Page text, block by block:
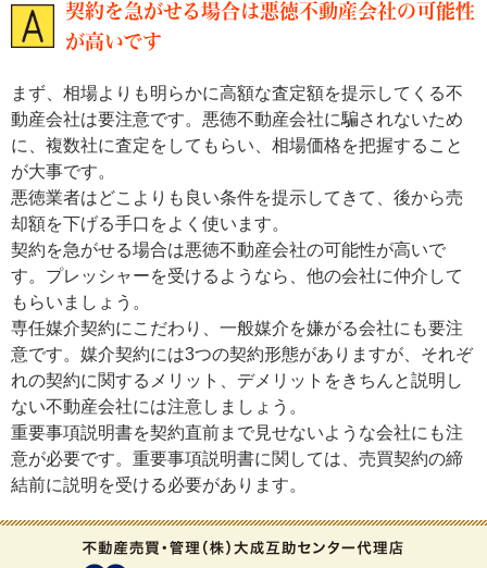
契約を急がせる場合は悪徳不動産会社の可能性
が高いです
まず、相場よりも明らかに高額な査定額を提示してくる不
動産会社は要注意です。悪徳不動産会社に騙されないため
に、複数社に査定をしてもらい、相場価格を把握すること
が大事です。
悪徳業者はどこよりも良い条件を提示してきて、後から売
却額を下げる手口をよく使います。
契約を急がせる場合は悪徳不動産会社の可能性が高いで
す。プレッシャーを受けるようなら、他の会社に仲介して
もらいましょう。
専任媒介契約にこだわり、一般媒介を嫌がる会社にも要注
意です。媒介契約には3つの契約形態がありますが、それぞ
れの契約に関するメリット、デメリットをきちんと説明し
ない不動産会社には注意しましょう。
重要事項説明書を契約直前まで見せないような会社にも注
意が必要です。重要事項説明書に関しては、売買契約の締
結前に説明を受ける必要があります。